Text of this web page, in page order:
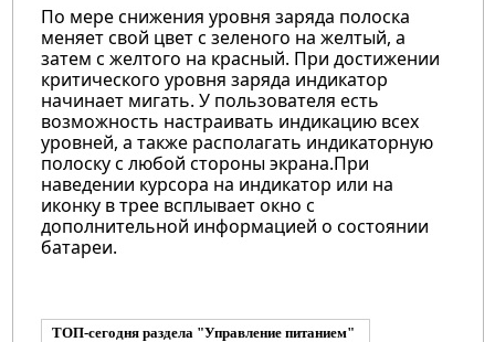
По мере снижения уровня заряда полоска
меняет свой цвет с зеленого на желтый, а
затем с желтого на красный. При достижении
критического уровня заряда индикатор
начинает мигать. У пользователя есть
возможность настраивать индикацию всех
уровней, а также располагать индикаторную
полоску с любой стороны экрана.При
наведении курсора на индикатор или на
иконку в трее всплывает окно с
дополнительной информацией о состоянии
батареи.
ТОП-сегодня раздела "Управление питанием"